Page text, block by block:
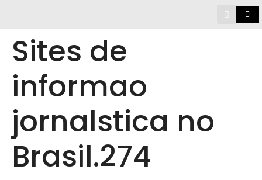
Sites de
informao
jornalstica no
Brasil.274